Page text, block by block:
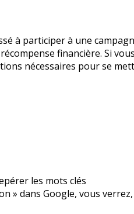
à participer à une
financière. Si vous
nécessaires pour se
les mots clés
» dans Google, vous